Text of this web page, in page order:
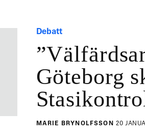
Debatt
Göteborg
MARIE BRYNOLFSSON20